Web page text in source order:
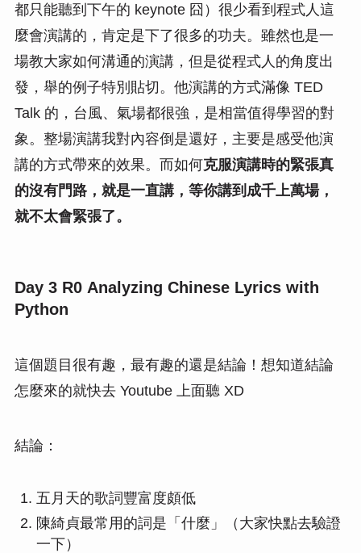
都只能聽到下午的 keynote 囧）很少看到程式人這
麼會演講的，肯定是下了很多的功夫。雖然也是一
場教大家如何溝通的演講，但是從程式人的角度出
發，舉的例子特別貼切。他演講的方式滿像 TED
Talk 的，台風、氣場都很強，是相當值得學習的對
象。整場演講我對內容倒是還好，主要是感受他演
講的方式帶來的效果。而如何克服演講時的緊張真
的沒有門路，就是一直講，等你講到成千上萬場，
就不太會緊張了。
Day 3 R0 Analyzing Chinese Lyrics with
Python
這個題目很有趣，最有趣的還是結論！想知道結論
怎麼來的就快去 Youtube 上面聽 XD
結論：
五月天的歌詞豐富度頗低
陳綺貞最常用的詞是「什麼」（大家快點去驗證
一下）